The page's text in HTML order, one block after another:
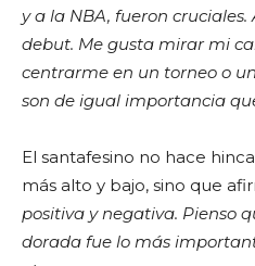
y a la NBA, fueron
debut. Me gusta mirar mi
centrarme en un torneo o
son de igual importancia
El santafesino no hace
más alto y bajo, sino que
positiva y negativa. Pienso
dorada fue lo más